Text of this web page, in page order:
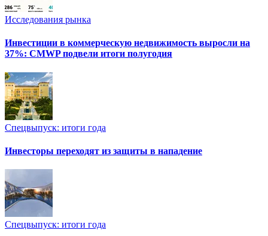
Исследования рынка
Инвестиции в коммерческую недвижимость выросли на
37%: CMWP подвели итоги полугодия
Спецвыпуск: итоги года
Инвесторы переходят из защиты в нападение
Спецвыпуск: итоги года